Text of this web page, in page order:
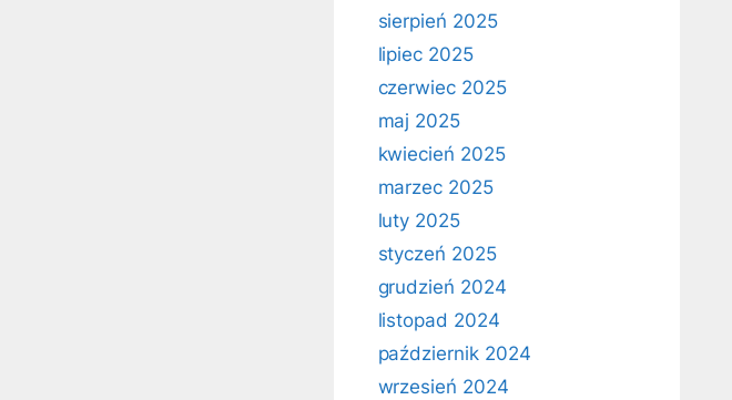
sierpień 2025
lipiec 2025
czerwiec 2025
maj 2025
kwiecień 2025
marzec 2025
luty 2025
styczeń 2025
grudzień 2024
listopad 2024
październik 2024
wrzesień 2024